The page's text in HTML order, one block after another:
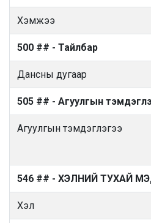
Хэмжээ
500 ## - Тайлбар
Дансны дугаар
505 ## - Агуулгын
Агуулгын тэмдэглэгээ
546 ## - ХЭЛНИЙ ТУХАЙ
Хэл